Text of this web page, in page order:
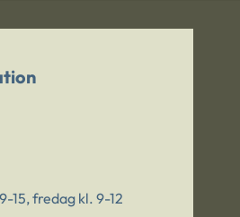
15, fredag kl. 9-12